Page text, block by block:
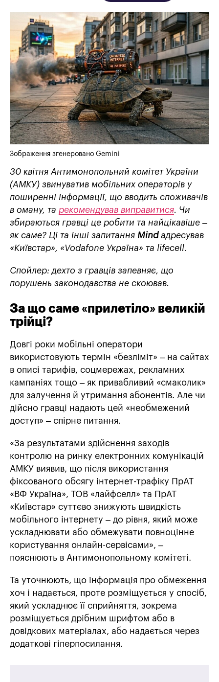
Зображення згенеровано Gemini
30 квітня Антимонопольний комітет України
(АМКУ) звинуватив мобільних операторів у
поширенні інформації, що вводить споживачів
в оману, та рекомендував виправитися. Чи
збираються гравці це робити та найцікавіше –
як саме? Ці та інші запитання Mindадресував
«Київстар», «Vodafone Україна» та lifecell.
Спойлер: дехто з гравців запевняє, що
порушень законодавства не скоював.
За що саме «прилетіло» великій
трійці?
Довгі роки мобільні оператори
використовують термін «безліміт» – на сайтах
в описі тарифів, соцмережах, рекламних
кампаніях тощо – як привабливий «смаколик»
для залучення й утримання абонентів. Але чи
дійсно гравці надають цей «необмежений
доступ» – спірне питання.
«За результатами здійснення заходів
контролю на ринку електронних комунікацій
АМКУ виявив, що після використання
фіксованого обсягу інтернет-трафіку ПрАТ
«ВФ Україна», ТОВ «лайфселл» та ПрАТ
«Київстар» суттєво знижують швидкість
мобільного інтернету – до рівня, який може
ускладнювати або обмежувати повноцінне
користування онлайн-сервісами», –
пояснюють в Антимонопольному комітеті.
Та уточнюють, що інформація про обмеження
хоч і надається, проте розміщується у спосіб,
який ускладнює її сприйняття, зокрема
розміщується дрібним шрифтом або в
довідкових матеріалах, або надається через
додаткові гіперпосилання.